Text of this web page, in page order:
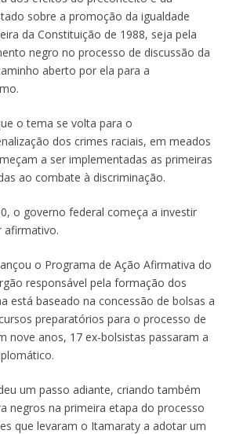
sobre a promoção da igualdade
da Constituição de 1988, seja pela
negro no processo de discussão da
aberto por ela para a
o tema se volta para o
dos crimes raciais, em meados
a ser implementadas as primeiras
ao combate à discriminação.
o governo federal começa a investir
afirmativo.
o Programa de Ação Afirmativa do
responsável pela formação dos
está baseado na concessão de bolsas a
preparatórios para o processo de
nove anos, 17 ex-bolsistas passaram a
um passo adiante, criando também
negros na primeira etapa do processo
que levaram o Itamaraty a adotar um